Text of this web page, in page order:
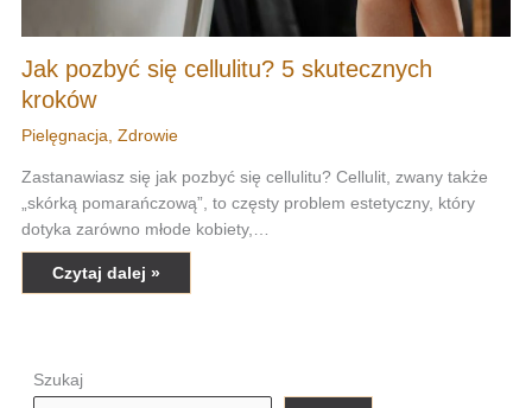
Jak pozbyć się cellulitu? 5 skutecznych
kroków
Pielęgnacja Zdrowie
Zastanawiasz się jak pozbyć się cellulitu? Cellulit, zwany także
„skórką pomarańczową”, to częsty problem estetyczny, który
dotyka zarówno młode kobiety,…
Czytaj dalej »
Szukaj